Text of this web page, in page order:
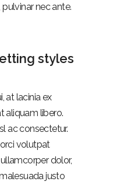
nec ante.
styles
at lacinia ex
aliquam libero.
ac consectetur.
volutpat
dolor,
justo